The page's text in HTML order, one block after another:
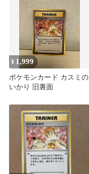
¥ 1,999
ポケモンカード カスミの
いかり 旧裏面